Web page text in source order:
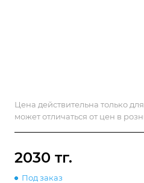
Цена действительна только
может отличаться от цен в
2030 тг.
Под заказ